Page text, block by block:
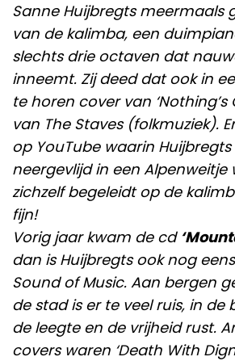
Sanne Huijbregts meermaals
van de kalimba, een
slechts drie octaven dat
inneemt. Zij deed dat ook in
te horen cover van ‘Nothing’s
van The Staves (folkmuziek).
op YouTube waarin
neergevlijd in een Alpenweitje
zichzelf begeleidt op de
fijn!
Vorig jaar kwam de cd
dan is Huijbregts ook nog
Sound of Music. Aan bergen
de stad is er te veel ruis, in de
de leegte en de vrijheid rust.
covers waren ‘Death With